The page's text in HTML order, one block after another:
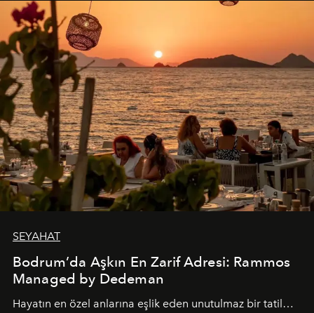
SEYAHAT
Bodrum’da Aşkın En Zarif Adresi: Rammos
Managed by Dedeman
Hayatın en özel anlarına eşlik eden unutulmaz bir tatil…